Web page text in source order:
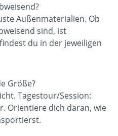
Außenmaterialien. Ob
sind, ist
du in der jeweiligen
Größe?
Tagestour/Session:
Orientiere dich daran, wie